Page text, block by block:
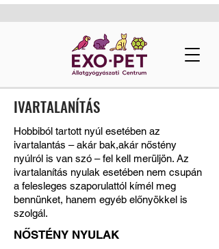
IVARTALANÍTÁS
Hobbiból tartott nyúl esetében az
ivartalantás – akár bak,akár nőstény
nyúlról is van szó – fel kell merüljön. Az
ivartalanítás nyulak esetében nem csupán
a felesleges szaporulattól kímél meg
bennünket, hanem egyéb előnyökkel is
szolgál.
NŐSTÉNY NYULAK